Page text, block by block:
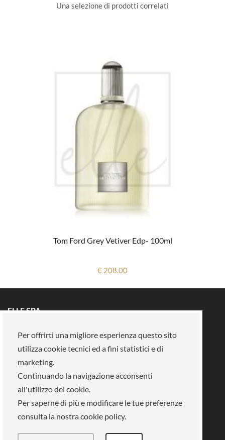
Una selezione di prodotti correlati
Tom Ford Grey Vetiver Edp- 100ml
€ 208.00
ELLE SPA
Fidelity card
Chi siamo
Area riservata
Su di noi
La nostra mission
Lavora con noi
Pagamenti
Legal Area
Info privacy
Gestione cookies
Per offrirti una migliore esperienza questo sito
utilizza cookie tecnici ed a fini statistici e di
marketing.
Continuando la navigazione acconsenti
all'utilizzo dei cookie.
Per saperne di più e modificare le tue preferenze
consulta la nostra cookie policy.